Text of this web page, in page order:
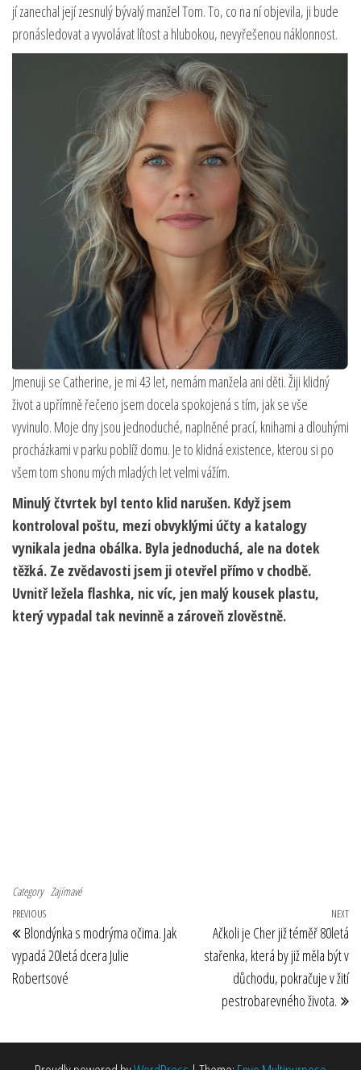
jí zanechal její zesnulý bývalý manžel Tom. To, co na ní objevila, ji bude
pronásledovat a vyvolávat lítost a hlubokou, nevyřešenou náklonnost.
Jmenuji se Catherine, je mi 43 let, nemám manžela ani děti. Žiji klidný
život a upřímně řečeno jsem docela spokojená s tím, jak se vše
vyvinulo. Moje dny jsou jednoduché, naplněné prací, knihami a dlouhými
procházkami v parku poblíž domu. Je to klidná existence, kterou si po
všem tom shonu mých mladých let velmi vážím.
Minulý čtvrtek byl tento klid narušen. Když jsem
kontroloval poštu, mezi obvyklými účty a katalogy
vynikala jedna obálka. Byla jednoduchá, ale na dotek
těžká. Ze zvědavosti jsem ji otevřel přímo v chodbě.
Uvnitř ležela flashka, nic víc, jen malý kousek plastu,
který vypadal tak nevinně a zároveň zlověstně.
Category Zajímavé
Navigace pro příspěvek
Previous Post
PREVIOUS
Blondýnka s modrýma očima. Jak
vypadá 20letá dcera Julie
Robertsové
NEXT
Ačkoli je Cher již téměř 80letá
stařenka, která by již měla být v
důchodu, pokračuje v žití
pestrobarevného života.